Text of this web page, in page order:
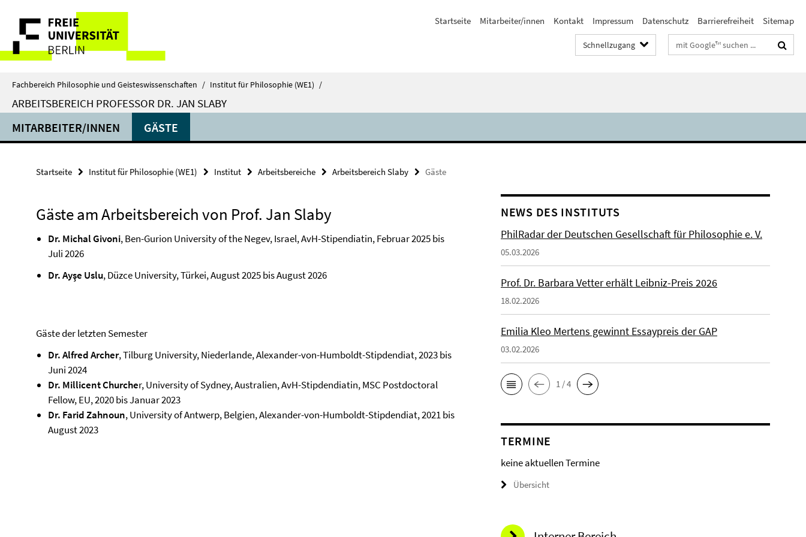
direkt
Inhalt
Service-
Navigation
Startseite Mitarbeiter/innen Kontakt Impressum Datenschutz Barrierefreiheit Sitemap
Schnellzugang Suchbegriffe
Fachbereich Philosophie und Geisteswissenschaften / Institut für Philosophie (WE1) /
ARBEITSBEREICH PROFESSOR DR. JAN SLABY
MITARBEITER/INNEN GÄSTE
Startseite Institut für Philosophie (WE1) Institut Arbeitsbereiche Arbeitsbereich Slaby Gäste
Gäste am Arbeitsbereich von Prof. Jan Slaby
Dr. Michal Givoni, Ben-Gurion University of the Negev, Israel, AvH-Stipendiatin, Februar 2025 bis
Juli 2026
Dr. Ayşe Uslu, Düzce University, Türkei, August 2025 bis August 2026
Gäste der letzten Semester
Dr. Alfred Archer, Tilburg University, Niederlande, Alexander-von-Humboldt-Stipdendiat, 2023 bis
Juni 2024
Dr. Millicent Churcher, University of Sydney, Australien, AvH-Stipdendiatin, MSC Postdoctoral
Fellow, EU, 2020 bis Januar 2023
Dr. Farid Zahnoun, University of Antwerp, Belgien, Alexander-von-Humboldt-Stipdendiat, 2021 bis
August 2023
NEWS DES INSTITUTS
PhilRadar der Deutschen Gesellschaft für Philosophie e. V.
05.03.2026
Prof. Dr. Barbara Vetter erhält Leibniz-Preis 2026
18.02.2026
Emilia Kleo Mertens gewinnt Essaypreis der GAP
03.02.2026
1 / 4
TERMINE
keine aktuellen Termine
Übersicht